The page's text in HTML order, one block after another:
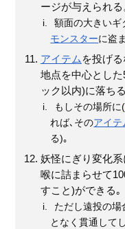
ージが与えられる
額面の大きいギ
モンスターに盗
アイテム を投げ
地点を中心とし
ック以内)に落ち
もしその場所に(
れば､そのアイテ
る)｡
妖怪にぎり変化
喉に詰まらせて
すこと)ができる｡
ただし遠投の場
となく貫通して